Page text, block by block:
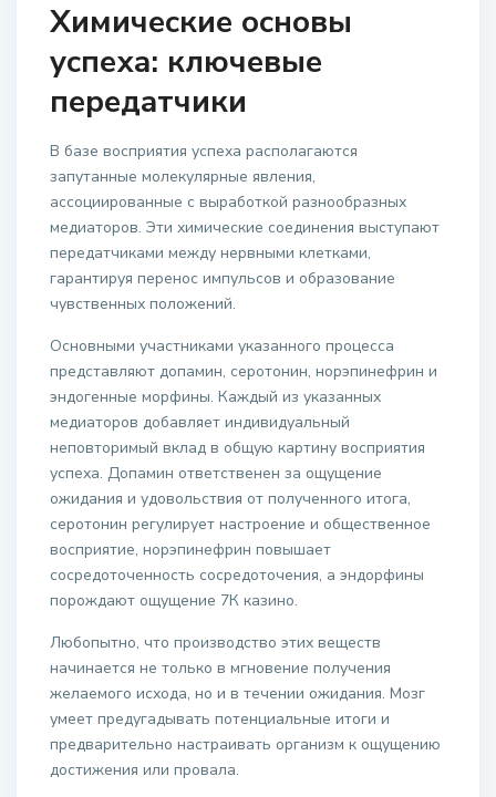
Химические основы
успеха: ключевые
передатчики
В базе восприятия успеха располагаются
запутанные молекулярные явления,
ассоциированные с выработкой разнообразных
медиаторов. Эти химические соединения выступают
передатчиками между нервными клетками,
гарантируя перенос импульсов и образование
чувственных положений.
Основными участниками указанного процесса
представляют допамин, серотонин, норэпинефрин и
эндогенные морфины. Каждый из указанных
медиаторов добавляет индивидуальный
неповторимый вклад в общую картину восприятия
успеха. Допамин ответственен за ощущение
ожидания и удовольствия от полученного итога,
серотонин регулирует настроение и общественное
восприятие, норэпинефрин повышает
сосредоточенность сосредоточения, а эндорфины
порождают ощущение 7К казино.
Любопытно, что производство этих веществ
начинается не только в мгновение получения
желаемого исхода, но и в течении ожидания. Мозг
умеет предугадывать потенциальные итоги и
предварительно настраивать организм к ощущению
достижения или провала.